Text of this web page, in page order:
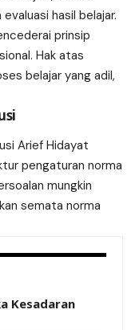
hasil belajar.
prinsip
Hak atas
belajar yang adil,
Arief Hidayat
pengaturan norma
mungkin
semata norma
Kesadaran